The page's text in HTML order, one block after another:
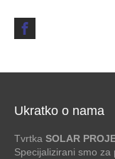
Ukratko o nama
Tvrtka SOLAR
Specijalizirani smo